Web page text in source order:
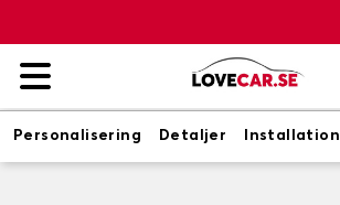
Personalisering Detaljer Installation